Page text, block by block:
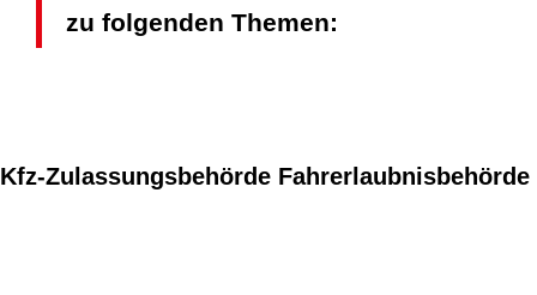
zu folgenden Themen:
Kfz-Zulassungsbehörde Fahrerlaubnisbehörde